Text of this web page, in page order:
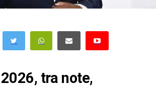
tra note,